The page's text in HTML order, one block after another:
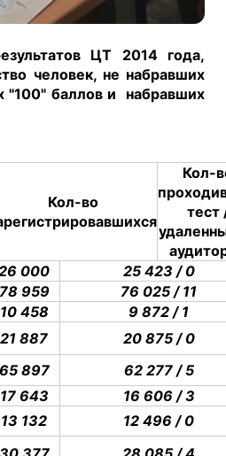
ЦТ 2014 года,
человек, не набравших
"100" баллов и набравших
Кол-во
Кол-
тест
000
25 423 / 0
78 959
76 025 / 11
10 458
9 872 / 1
21 887
20 875 / 0
65 897
62 277 / 5
17 643
16 606 / 3
13 132
12 496 / 0